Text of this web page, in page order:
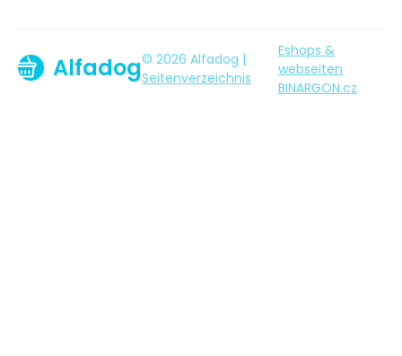
Alfadog© 2026 Alfadog |
Seitenverzeichnis
Eshops &
webseiten
BINARGON.cz